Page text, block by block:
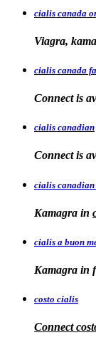
cialis canada
Viagra,
cialis canada
Connect is
cialis canadian
Connect is
cialis
Kamagra in
cialis a buon
Kamagra in
costo cialis
Connect